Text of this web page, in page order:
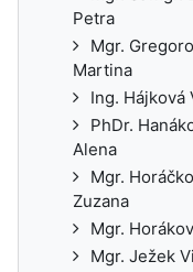
Petra
Mgr.
Martina
Ing. Hájková
PhDr.
Alena
Mgr.
Zuzana
Mgr.
Mgr. Ježek